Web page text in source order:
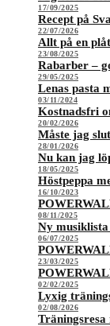
17/09/2025
Recept på
22/07/2026
Allt på en
23/08/2025
Rabarber –
29/05/2025
Lenas pasta
03/11/2024
Kostnadsfri
20/02/2026
Måste jag
28/01/2026
Nu kan jag
18/05/2025
Höstpeppa
16/10/2023
08/11/2025
Ny
06/07/2025
23/03/2025
02/02/2025
Lyxig
02/08/2026